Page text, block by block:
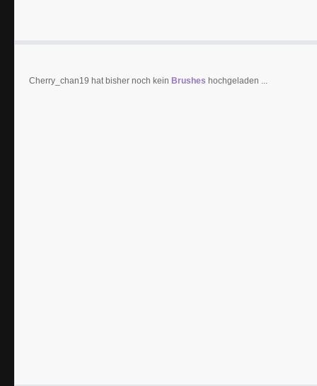
Cherry_chan19 hat bisher noch kein Brushes hochgeladen ...